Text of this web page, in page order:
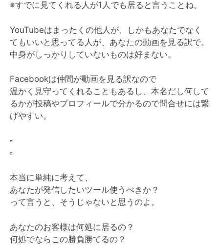
※すでに見てくれる人が1人でも居ると言うことね。
YouTubeはまったくの他人が、しかもあなたでなく
てもいいと思ってる人が、あなたの動画を見る訳で。
中身がしっかりしていないものは好まない。
Facebookは仲間が動画を見る訳なので
温かく見守ってくれることもあるし、本名だし何して
るかが投稿やプロフィールで分かるので問合せには繋
げやすい。
▫️
▫️
本当に単純に考えて、
あなたが発信したいツール使うべきか？
って言うと、そうじゃないと思うのよ。
あなたのお客様は何処に居るの？
何処でならこの勝負勝てるの？